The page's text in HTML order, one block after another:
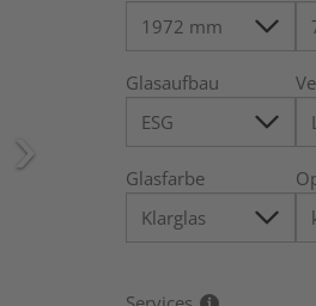
Glasaufbau
Glasfarbe